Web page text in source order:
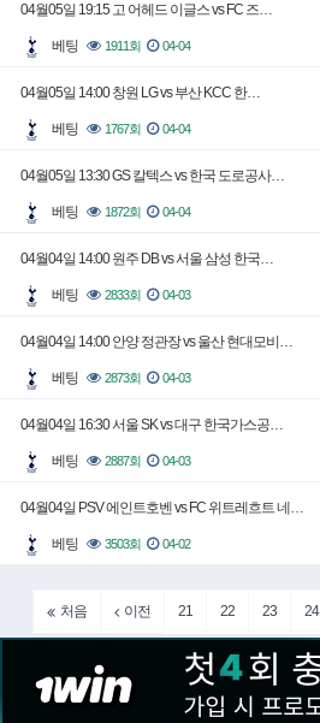
04월05일 19:15 고 어헤드 이글스 vs FC 즈…
베팅 1911회 04-04
04월05일 14:00 창원 LG vs 부산 KCC 한…
베팅 1767회 04-04
04월05일 13:30 GS 칼텍스 vs 한국 도로공사…
베팅 1872회 04-04
04월04일 14:00 원주 DB vs 서울 삼성 한국…
베팅 2833회 04-03
04월04일 14:00 안양 정관장 vs 울산 현대모비…
베팅 2873회 04-03
04월04일 16:30 서울 SK vs 대구 한국가스공…
베팅 2887회 04-03
04월04일 PSV 에인트호벤 vs FC 위트레흐트 네…
베팅 3503회 04-02
처음 이전 21 22 23 24